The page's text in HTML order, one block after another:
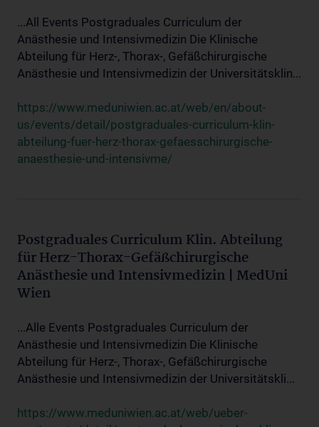
...All Events Postgraduales Curriculum der
Anästhesie und Intensivmedizin Die Klinische
Abteilung für Herz-, Thorax-, Gefäßchirurgische
Anästhesie und Intensivmedizin der Universitätsklin...
https://www.meduniwien.ac.at/web/en/about-
us/events/detail/postgraduales-curriculum-klin-
abteilung-fuer-herz-thorax-gefaesschirurgische-
anaesthesie-und-intensivme/
Postgraduales Curriculum Klin. Abteilung
für Herz-Thorax-Gefäßchirurgische
Anästhesie und Intensivmedizin | MedUni
Wien
...Alle Events Postgraduales Curriculum der
Anästhesie und Intensivmedizin Die Klinische
Abteilung für Herz-, Thorax-, Gefäßchirurgische
Anästhesie und Intensivmedizin der Universitätskli...
https://www.meduniwien.ac.at/web/ueber-